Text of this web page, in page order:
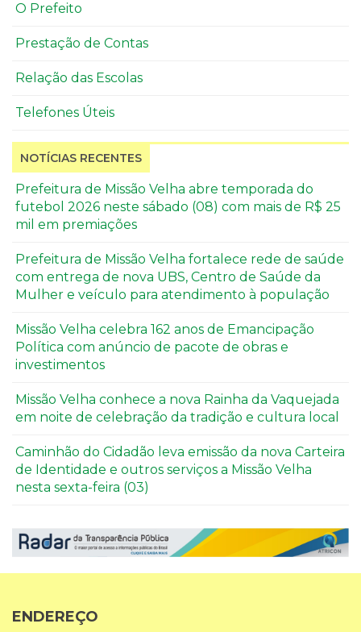
O Prefeito
Prestação de Contas
Relação das Escolas
Telefones Úteis
NOTÍCIAS RECENTES
Prefeitura de Missão Velha abre temporada do
futebol 2026 neste sábado (08) com mais de R$ 25
mil em premiações
Prefeitura de Missão Velha fortalece rede de saúde
com entrega de nova UBS, Centro de Saúde da
Mulher e veículo para atendimento à população
Missão Velha celebra 162 anos de Emancipação
Política com anúncio de pacote de obras e
investimentos
Missão Velha conhece a nova Rainha da Vaquejada
em noite de celebração da tradição e cultura local
Caminhão do Cidadão leva emissão da nova Carteira
de Identidade e outros serviços a Missão Velha
nesta sexta-feira (03)
ENDEREÇO